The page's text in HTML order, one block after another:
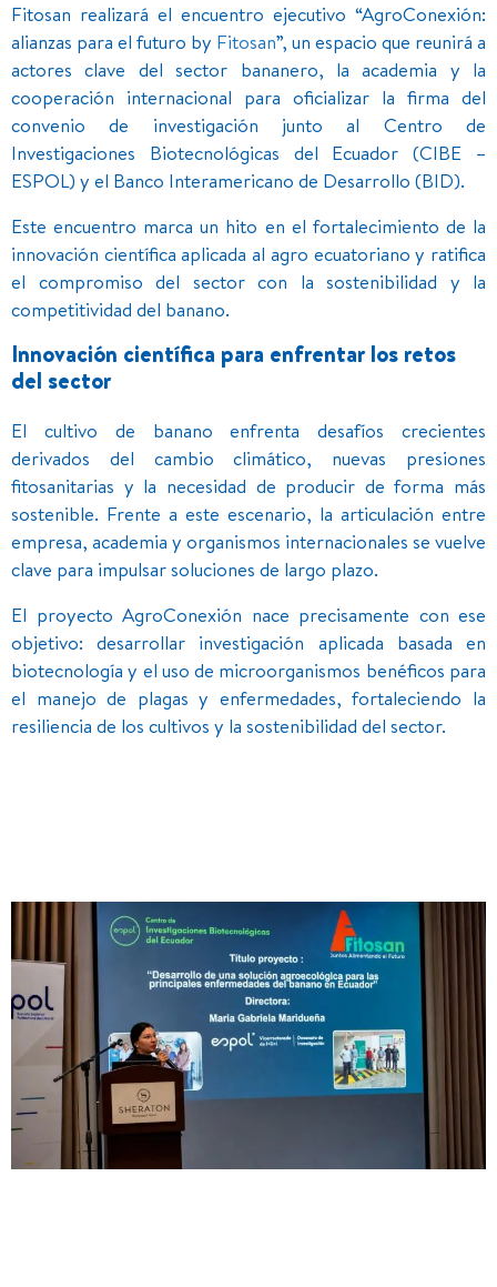
Fitosan realizará el encuentro ejecutivo “AgroConexión:
alianzas para el futuro by Fitosan”, un espacio que reunirá a
actores clave del sector bananero, la academia y la
cooperación internacional para oficializar la firma del
convenio de investigación junto al Centro de
Investigaciones Biotecnológicas del Ecuador (CIBE –
ESPOL) y el Banco Interamericano de Desarrollo (BID).
Este encuentro marca un hito en el fortalecimiento de la
innovación científica aplicada al agro ecuatoriano y ratifica
el compromiso del sector con la sostenibilidad y la
competitividad del banano.
Innovación científica para enfrentar los retos
del sector
El cultivo de banano enfrenta desafíos crecientes
derivados del cambio climático, nuevas presiones
fitosanitarias y la necesidad de producir de forma más
sostenible. Frente a este escenario, la articulación entre
empresa, academia y organismos internacionales se vuelve
clave para impulsar soluciones de largo plazo.
El proyecto AgroConexión nace precisamente con ese
objetivo: desarrollar investigación aplicada basada en
biotecnología y el uso de microorganismos benéficos para
el manejo de plagas y enfermedades, fortaleciendo la
resiliencia de los cultivos y la sostenibilidad del sector.